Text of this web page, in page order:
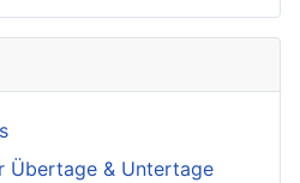
Übertage & Untertage